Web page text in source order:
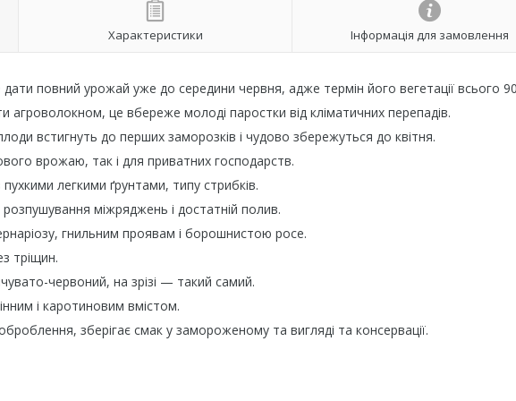
Характеристики Інформація для замовлення
повний урожай уже до середини червня, адже термін його вегетації всього
агроволокном, це вбереже молоді паростки від кліматичних перепадів.
встигнуть до перших заморозків і чудово збережуться до квітня.
врожаю, так і для приватних господарств.
легкими ґрунтами, типу стрибків.
міжряджень і достатній полив.
гнильним проявам і борошнистою росе.
тріщин.
червоний, на зрізі — такий самий.
і каротиновим вмістом.
зберігає смак у замороженому та вигляді та консервації.